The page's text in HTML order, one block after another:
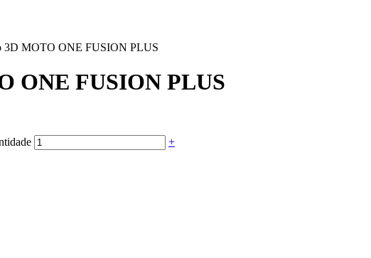
3D MOTO ONE FUSION PLUS
ONE FUSION PLUS
+